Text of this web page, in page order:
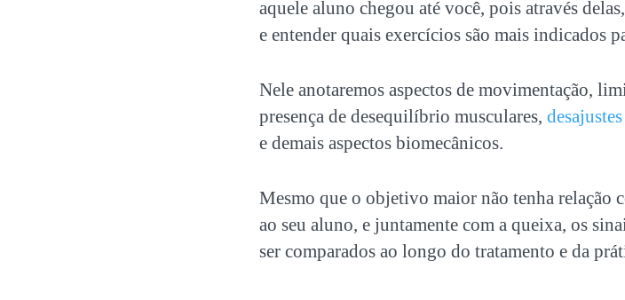
aquele aluno chegou até você, pois através
e entender quais exercícios são mais indicados
Nele anotaremos aspectos de movimentação,
presença de desequilíbrio musculares,
e demais aspectos biomecânicos.
Mesmo que o objetivo maior não tenha relação
ao seu aluno, e juntamente com a queixa, os
ser comparados ao longo do tratamento e da